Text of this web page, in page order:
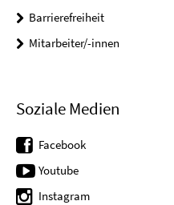
Barrierefreiheit
Mitarbeiter/-innen
Soziale Medien
Facebook
Youtube
Instagram